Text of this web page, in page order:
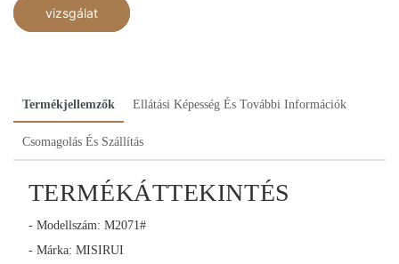
vizsgálat
Termékjellemzők Ellátási Képesség És További Információk
Csomagolás És Szállítás
TERMÉKÁTTEKINTÉS
- Modellszám: M2071#
- Márka: MISIRUI